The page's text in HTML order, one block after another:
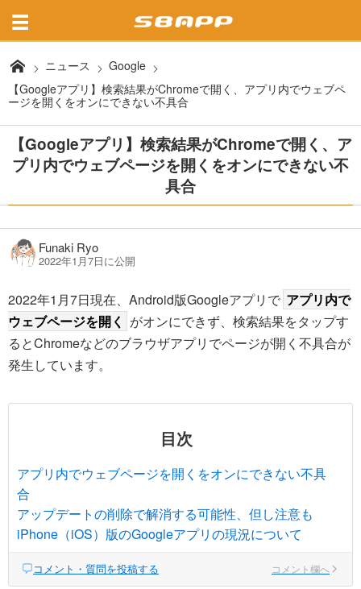
ニュース
Google
【Googleアプリ】検索結果がChromeで開く、アプリ内でウェブペ
ージを開くをオンにできない不具合
【Googleアプリ】検索結果がChromeで開く、ア
プリ内でウェブページを開くをオンにできない不
具合
Funaki Ryo
2022年1月7日に公開
2022年1月7日現在、Android版Googleアプリで アプリ内で
ウェブページを開く がオンにできず、検索結果をタップす
るとChromeなどのブラウザアプリでページが開く不具合が
発生しています。
目次
アプリ内でウェブページを開くをオンにできない不具
合
アップデートの削除で解消する可能性、但し注意も
iPhone（iOS）版のGoogleアプリの現況について
コメント・質問を投稿する コメント欄へ